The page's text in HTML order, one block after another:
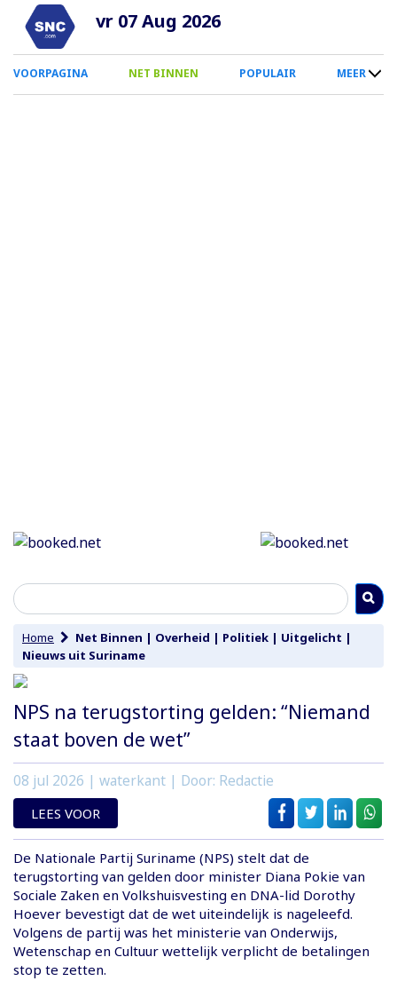
Overslaan
naar
inhoud
vr 07 Aug 2026
0
Smartphone
VOORPAGINA NET BINNEN POPULAIR MEER
Home Net Binnen | Overheid | Politiek | Uitgelicht |
Nieuws uit Suriname
NPS na terugstorting gelden: “Niemand
staat boven de wet”
08 jul 2026 | waterkant | Door: Redactie
LEES VOOR
De Nationale Partij Suriname (NPS) stelt dat de
terugstorting van gelden door minister Diana Pokie van
Sociale Zaken en Volkshuisvesting en DNA-lid Dorothy
Hoever bevestigt dat de wet uiteindelijk is nageleefd.
Volgens de partij was het ministerie van Onderwijs,
Wetenschap en Cultuur wettelijk verplicht de betalingen
stop te zetten.